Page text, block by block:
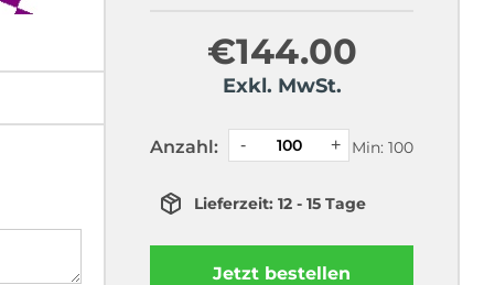
€144.00
Exkl. MwSt.
Anzahl: Min: 100
Lieferzeit: 12 - 15 Tage
Jetzt bestellen